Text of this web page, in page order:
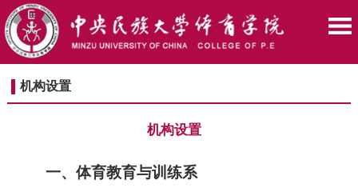
机构设置
机构设置
一、体育教育与训练系